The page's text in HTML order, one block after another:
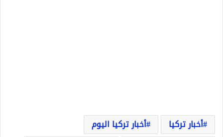
أخبار تركيا
أخبار تركيا اليوم